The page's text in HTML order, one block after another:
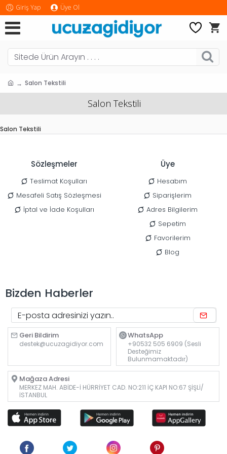
Giriş Yap Üye Ol
Salon Tekstili
Salon Tekstili
Salon Tekstili
Sözleşmeler
Teslimat Koşulları
Mesafeli Satış Sözleşmesi
İptal ve İade Koşulları
Üye
Hesabım
Siparişlerim
Adres Bilgilerim
Sepetim
Favorilerim
Blog
Bizden Haberler
Geri Bildirim
destek@ucuzagidiyor.com
WhatsApp
+90532 505 6909 (Sesli
Desteğimiz
Bulunmamaktadır)
Mağaza Adresi
MERKEZ MAH. ABİDE-İ HÜRRİYET CAD. NO:211 İÇ KAPI NO:67 ŞİŞLİ/
İSTANBUL